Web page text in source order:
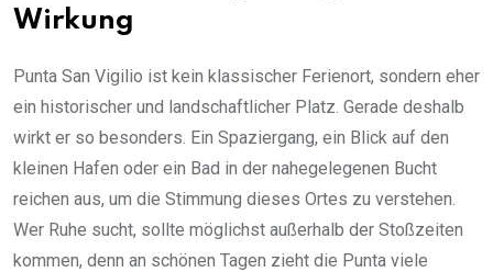
Wirkung
Punta San Vigilio ist kein klassischer Ferienort, sondern eher
ein historischer und landschaftlicher Platz. Gerade deshalb
wirkt er so besonders. Ein Spaziergang, ein Blick auf den
kleinen Hafen oder ein Bad in der nahegelegenen Bucht
reichen aus, um die Stimmung dieses Ortes zu verstehen.
Wer Ruhe sucht, sollte möglichst außerhalb der Stoßzeiten
kommen, denn an schönen Tagen zieht die Punta viele